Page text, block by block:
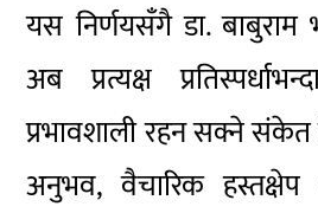
यस निर्णयसँगै डा. बाबुराम
अब प्रत्यक्ष
प्रभावशाली रहन सक्ने
अनुभव, वैचारिक